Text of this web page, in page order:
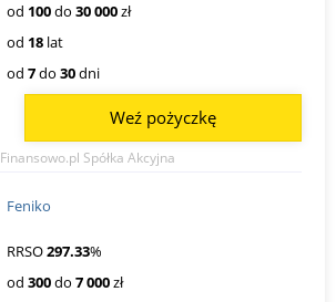
od 100do 30 000zł
od 18 lat
od 7do 30dni
Finansowo.pl Spółka Akcyjna
Weź pożyczkę
Feniko
RRSO297.33%
od 300do 7 000zł